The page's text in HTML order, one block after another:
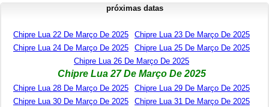
próximas datas
Chipre Lua 22 De Março De 2025
Chipre Lua 23 De Março De 2025
Chipre Lua 24 De Março De 2025
Chipre Lua 25 De Março De 2025
Chipre Lua 26 De Março De 2025
Chipre Lua 27 De Março De 2025
Chipre Lua 28 De Março De 2025
Chipre Lua 29 De Março De 2025
Chipre Lua 30 De Março De 2025
Chipre Lua 31 De Março De 2025